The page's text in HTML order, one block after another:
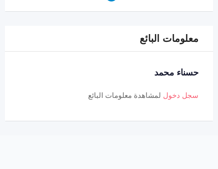
معلومات البائع
حسناء محمد
سجل دخول لمشاهدة معلومات البائع